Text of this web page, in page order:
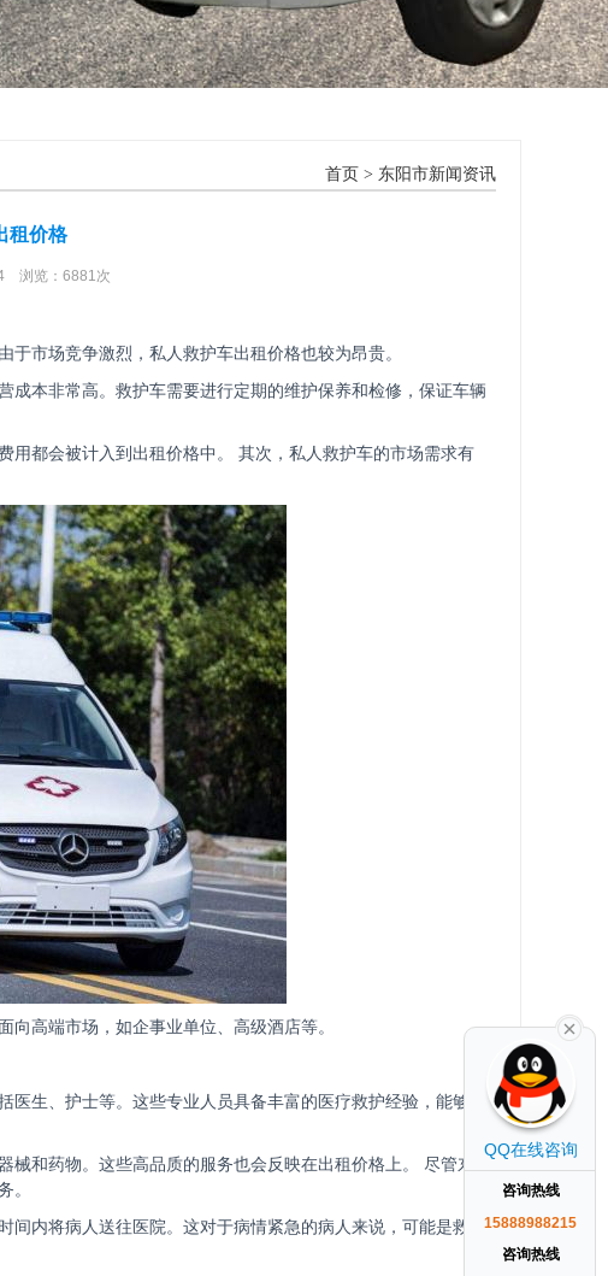
首页 > 东阳市新闻资讯
租价格
浏览：6881次
市场竞争激烈，私人救护车出租价格也较为昂贵。
成本非常高。救护车需要进行定期的维护保养和检修，保证车辆
用都会被计入到出租价格中。 其次，私人救护车的市场需求有
高端市场，如企事业单位、高级酒店等。
生、护士等。这些专业人员具备丰富的医疗救护经验，能够为
和药物。这些高品质的服务也会反映在出租价格上。 尽管东阳
。
间内将病人送往医院。这对于病情紧急的病人来说，可能是救命
QQ在线咨询
咨询热线
15888988215
咨询热线